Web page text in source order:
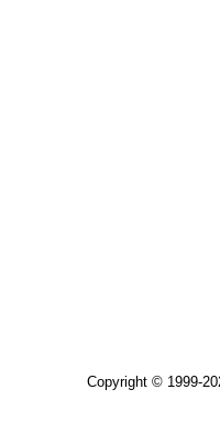
Copyright © 1999-